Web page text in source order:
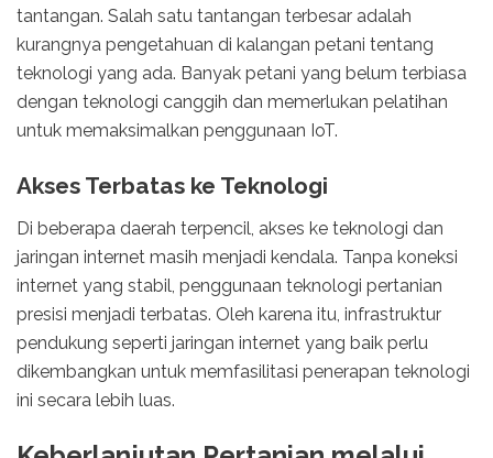
tantangan. Salah satu tantangan terbesar adalah
kurangnya pengetahuan di kalangan petani tentang
teknologi yang ada. Banyak petani yang belum terbiasa
dengan teknologi canggih dan memerlukan pelatihan
untuk memaksimalkan penggunaan IoT.
Akses Terbatas ke Teknologi
Di beberapa daerah terpencil, akses ke teknologi dan
jaringan internet masih menjadi kendala. Tanpa koneksi
internet yang stabil, penggunaan teknologi pertanian
presisi menjadi terbatas. Oleh karena itu, infrastruktur
pendukung seperti jaringan internet yang baik perlu
dikembangkan untuk memfasilitasi penerapan teknologi
ini secara lebih luas.